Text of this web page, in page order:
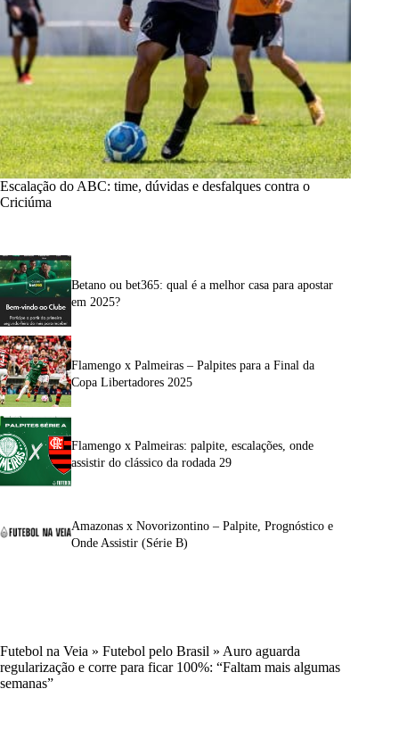
Escalação do ABC: time, dúvidas e desfalques contra o
Criciúma
Betano ou bet365: qual é a melhor casa para apostar
em 2025?
Flamengo x Palmeiras – Palpites para a Final da
Copa Libertadores 2025
Flamengo x Palmeiras: palpite, escalações, onde
assistir do clássico da rodada 29
Amazonas x Novorizontino – Palpite, Prognóstico e
Onde Assistir (Série B)
Futebol na Veia » Futebol pelo Brasil » Auro aguarda
regularização e corre para ficar 100%: “Faltam mais algumas
semanas”